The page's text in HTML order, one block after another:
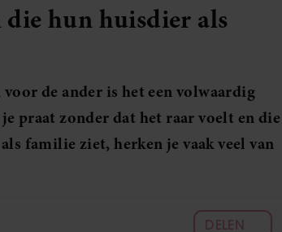
die hun huisdier als
de ander is het een volwaardig
praat zonder dat het raar voelt en die
familie ziet, herken je vaak veel van
DELEN